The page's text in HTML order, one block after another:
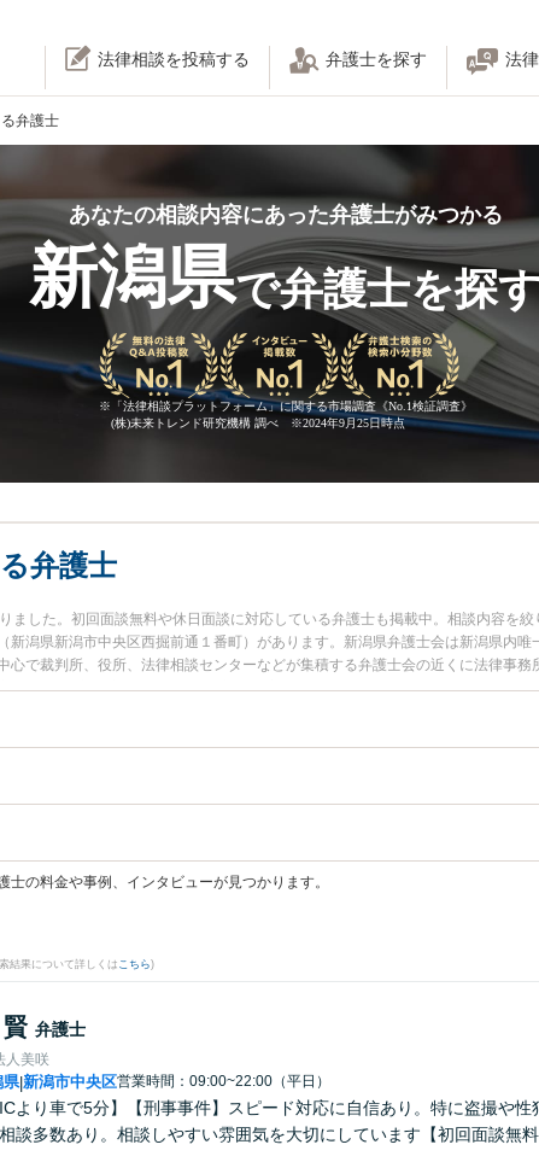
法律相談を投稿する 弁護士を探す 法
弁護士
あなたの相談内容にあった弁護士がみつかる
新潟県で弁護士を探
※ 「法律相談プラットフォーム」に関する市場調査《No.1検証調査》
(株)未来トレンド研究機構 調べ ※2024年9月25日時点
弁護士
ました。初回面談無料や休日面談に対応している弁護士も掲載中。相談内容を
新潟県新潟市中央区西掘前通１番町）があります。新潟県弁護士会は新潟県内
心で裁判所、役所、法律相談センターなどが集積する弁護士会の近くに法律事
)、亀田駅(新潟市)、長岡駅(長岡市)など主要駅の駅近くに弁護士事務所を構える
いった都道府県内の中心・主要エリアで弁護士検索すると選択肢の幅が広がる
、『夫が大麻所持で逮捕された。再犯ですが反省しているので減刑できるか詳し
めるか。』
士の料金や事例、インタビューが見つかります。
結果について詳しくはこちら)
弁護士
人美咲
県|新潟市中央区営業時間：09:00~22:00（平日）
ICより車で5分】【刑事事件】スピード対応に自信あり。特に盗撮や
談多数あり。相談しやすい雰囲気を大切にしています【初回面談無